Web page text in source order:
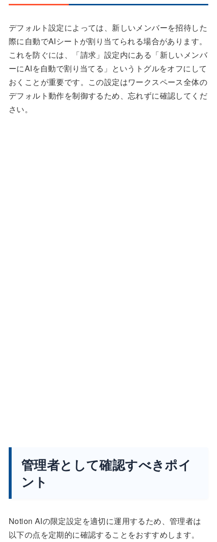
デフォルト設定によっては、新しいメンバーを招待した
際に自動でAIシートが割り当てられる場合があります。
これを防ぐには、「請求」設定内にある「新しいメンバ
ーにAIを自動で割り当てる」というトグルをオフにして
おくことが重要です。この設定はワークスペース全体の
デフォルト動作を制御するため、忘れずに確認してくだ
さい。
管理者として確認すべきポイ
ント
Notion AIの限定設定を適切に運用するため、管理者は
以下の点を定期的に確認することをおすすめします。